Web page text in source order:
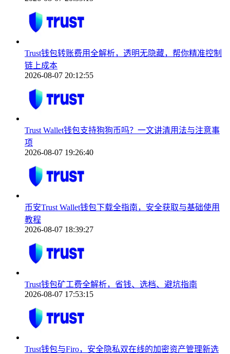
Trust钱包转账费用全解析，透明无隐藏，帮你精准控制
链上成本
2026-08-07 20:12:55
Trust Wallet钱包支持狗狗币吗？一文讲清用法与注意事
项
2026-08-07 19:26:40
币安Trust Wallet钱包下载全指南，安全获取与基础使用
教程
2026-08-07 18:39:27
Trust钱包矿工费全解析，省钱、选档、避坑指南
2026-08-07 17:53:15
Trust钱包与Firo，安全隐私双在线的加密资产管理新选